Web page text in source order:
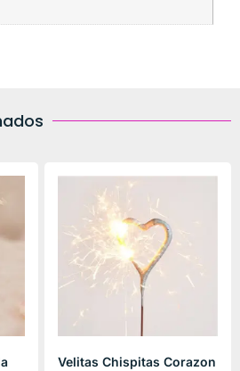
Velitas Chispitas Corazon